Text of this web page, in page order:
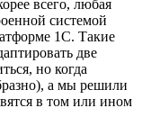
всего, любая
системой
1С. Такие
две
но когда
а мы решили
в том или ином